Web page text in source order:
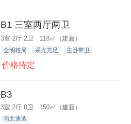
B1 三室两厅两卫
3室 2厅 2卫 118㎡（建面）
全明格局 采光充足 主卧带卫
价格待定
B3
3室 2厅 0卫 150㎡（建面）
南北通透